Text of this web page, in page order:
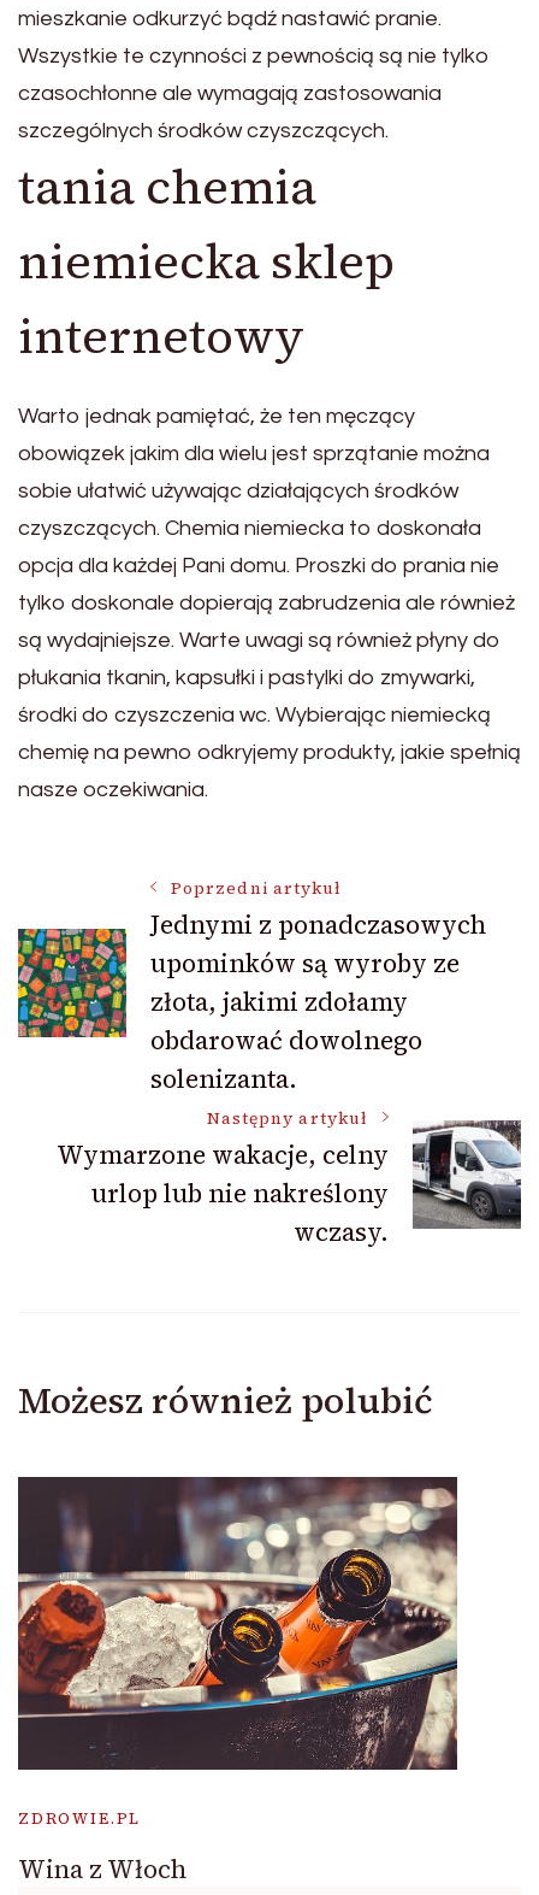
mieszkanie odkurzyć bądź nastawić pranie.
Wszystkie te czynności z pewnością są nie tylko
czasochłonne ale wymagają zastosowania
szczególnych środków czyszczących.
tania chemia
niemiecka sklep
internetowy
Warto jednak pamiętać, że ten męczący
obowiązek jakim dla wielu jest sprzątanie można
sobie ułatwić używając działających środków
czyszczących. Chemia niemiecka to doskonała
opcja dla każdej Pani domu. Proszki do prania nie
tylko doskonale dopierają zabrudzenia ale również
są wydajniejsze. Warte uwagi są również płyny do
płukania tkanin, kapsułki i pastylki do zmywarki,
środki do czyszczenia wc. Wybierając niemiecką
chemię na pewno odkryjemy produkty, jakie spełnią
nasze oczekiwania.
Nawigacja
wpisu
Poprzedni artykuł
Jednymi z ponadczasowych
upominków są wyroby ze
złota, jakimi zdołamy
obdarować dowolnego
solenizanta.
Następny artykuł
Wymarzone wakacje, celny
urlop lub nie nakreślony
wczasy.
Możesz również polubić
ZDROWIE.PL
Wina z Włoch